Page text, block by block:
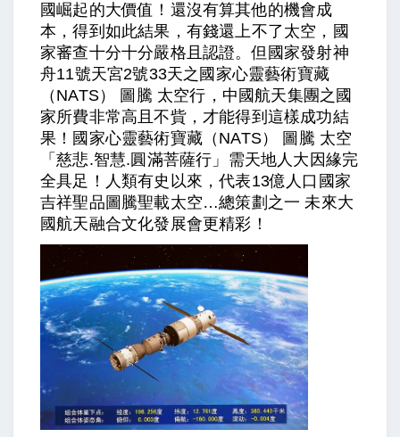
國崛起的大價值！還沒有算其他的機會成
本，得到如此結果，有錢還上不了太空，國
家審查十分十分嚴格且認證。但國家發射神
舟11號天宮2號33天之國家心靈藝術寶藏
（NATS） 圖騰 太空行，中國航天集團之國
家所費非常高且不貲，才能得到這樣成功結
果！國家心靈藝術寶藏（NATS） 圖騰 太空
「慈悲.智慧.圓滿菩薩行」需天地人大因緣完
全具足！人類有史以來，代表13億人口國家
吉祥聖品圖騰聖載太空…總策劃之一 未來大
國航天融合文化發展會更精彩！